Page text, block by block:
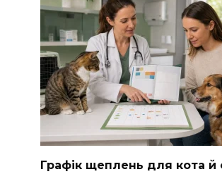
Графік щеплень для кота й